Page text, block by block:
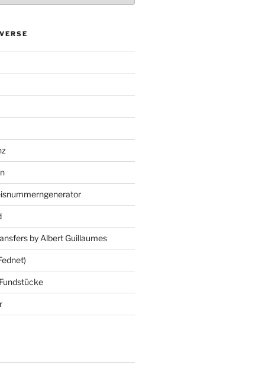
by Albert Guillaumes